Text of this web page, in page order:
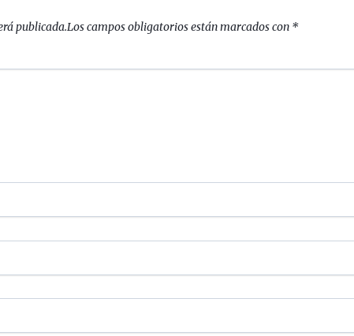
publicada.Los campos obligatorios están marcados con *